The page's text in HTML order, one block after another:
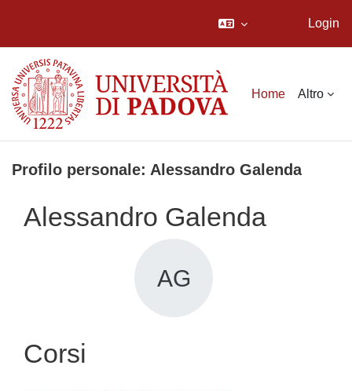
Login
Home Altro
Profilo personale: Alessandro Galenda
Alessandro Galenda
AG
Corsi